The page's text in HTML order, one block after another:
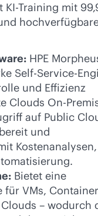
KI-Training mit
HPE
Self-Service-
und Effizienz
Clouds On-
auf Public
und
Kostenanalysen,
Bietet eine
VMs,
– wodurch